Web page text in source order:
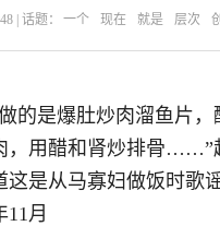
| 话题： 一个 现在 就是 层次
的是爆肚炒肉溜鱼片
，用醋和肾炒排骨……”
这是从马寡妇做饭时歌
11月